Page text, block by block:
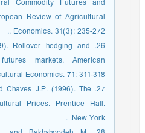
Commodity Futures and
Review of Agricultural
Economics. 31(3): 235-272 ..
Rollover hedging and
markets. American
Economics. 71: 311-318..
Chaves J.P. (1996). The
Prices. Prentice Hall.
New York. .